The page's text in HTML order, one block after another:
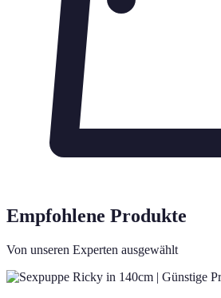
Empfohlene Produkte
Von unseren Experten ausgewählt